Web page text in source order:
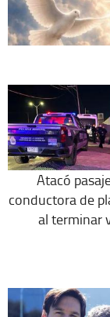
Atacó
conductora de
al terminar